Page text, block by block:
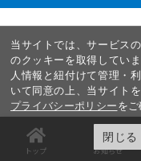
トップ お知らせ
当サイトでは、サービス
のクッキーを取得してい
人情報と紐付けて管理・
いて同意の上、当サイト
プライバシーポリシーをご
閉じる